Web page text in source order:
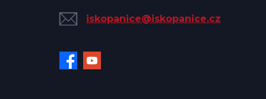
iskopanice@iskopanice.cz